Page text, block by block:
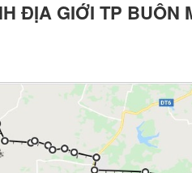
ĐỊA GIỚI TP BUÔN